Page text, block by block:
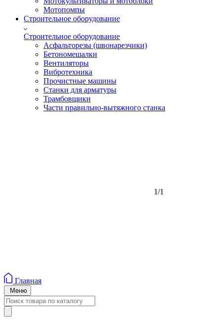
Мотопомпы
Строительное оборудование
Строительное оборудование
Асфальторезы (швонарезчики)
Бетономешалки
Вентиляторы
Вибротехника
Прочистные машины
Станки для арматуры
Трамбовщики
Части правильно-вытяжного станка
1/1
Главная
Меню